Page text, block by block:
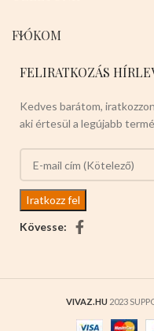
FIÓKOM
FELIRATKOZÁS
Kedves barátom,
aki értesül a legújabb
Kövesse:
VIVAZ.HU 2023